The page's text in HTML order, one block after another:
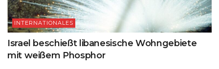
INTERNATIONALES
Israel beschießt libanesische Wohngebiete
mit weißem Phosphor